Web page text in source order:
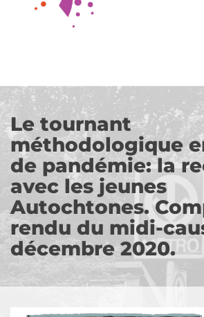
Le tournant
méthodologique
de pandémie: la
avec les jeunes
Autochtones.
rendu du midi-
décembre 2020.